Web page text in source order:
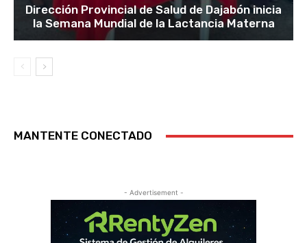
Dirección Provincial de Salud de Dajabón inicia
la Semana Mundial de la Lactancia Materna
MANTENTE CONECTADO
- Advertisement -